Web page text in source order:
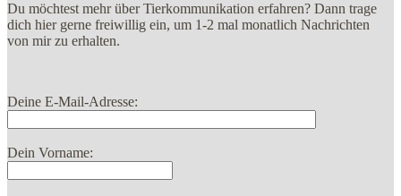
Du möchtest mehr über Tierkommunikation erfahren? Dann trage
dich hier gerne freiwillig ein, um 1-2 mal monatlich Nachrichten
von mir zu erhalten.
Deine E-Mail-Adresse:
Dein Vorname: